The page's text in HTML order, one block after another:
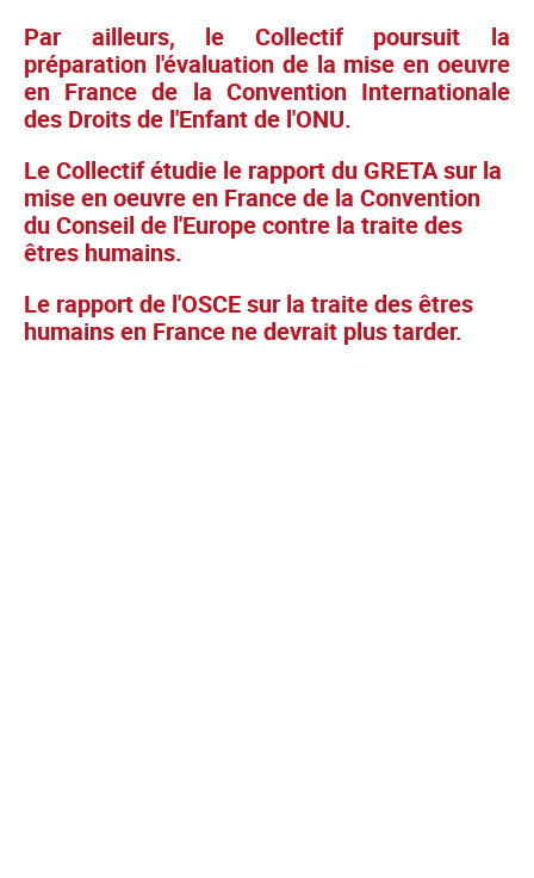
Par ailleurs, le Collectif poursuit la
préparation l'évaluation de la mise en oeuvre
en France de la Convention Internationale
des Droits de l'Enfant de l'ONU.
Le Collectif étudie le rapport du GRETA sur la
mise en oeuvre en France de la Convention
du Conseil de l'Europe contre la traite des
êtres humains.
Le rapport de l'OSCE sur la traite des êtres
humains en France ne devrait plus tarder.